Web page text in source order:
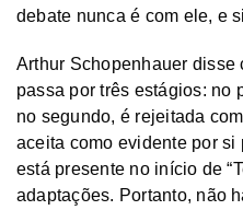
debate nunca é com ele, e
Arthur Schopenhauer disse
passa por três estágios: no
no segundo, é rejeitada
aceita como evidente por si
está presente no início de
adaptações. Portanto, não